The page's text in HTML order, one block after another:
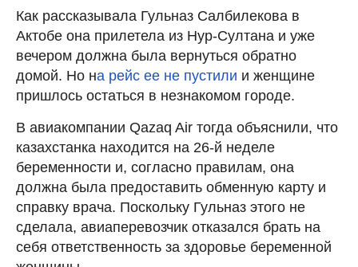
Как рассказывала Гульназ Салбилекова в
Актобе она прилетела из Нур-Султана и уже
вечером должна была вернуться обратно
домой. Но на рейс ее не пустили и женщине
пришлось остаться в незнакомом городе.
В авиакомпании Qazaq Air тогда объяснили, что
казахстанка находится на 26-й неделе
беременности и, согласно правилам, она
должна была предоставить обменную карту и
справку врача. Поскольку Гульназ этого не
сделала, авиаперевозчик отказался брать на
себя ответственность за здоровье беременной